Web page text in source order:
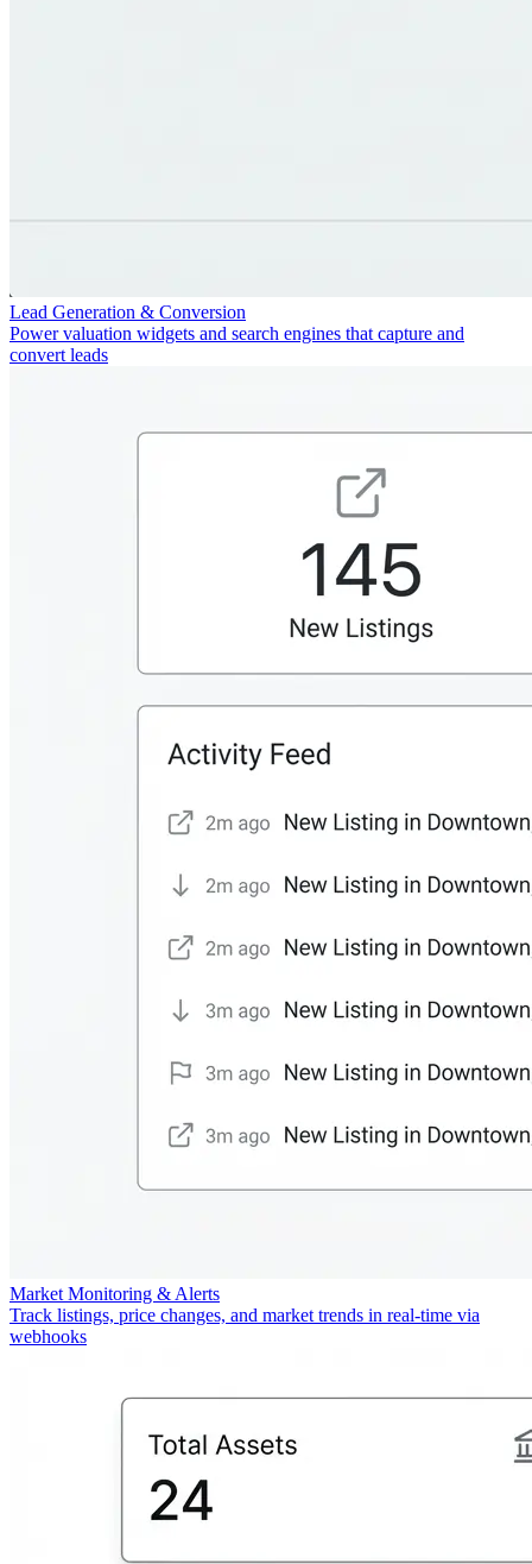
Lead Generation & Conversion
Power valuation widgets and search engines that capture and
convert leads
Market Monitoring & Alerts
Track listings, price changes, and market trends in real-time via
webhooks